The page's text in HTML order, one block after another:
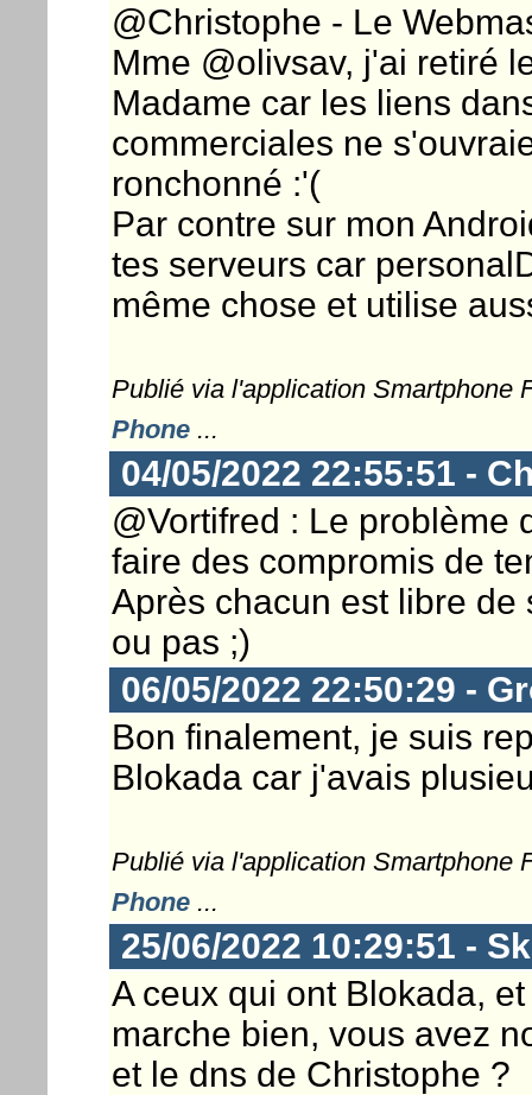
@Christophe - Le
Mme @olivsav, j'ai retiré
Madame car les liens
commerciales ne
ronchonné :'(
Par contre sur mon
tes serveurs car
même chose et utilise
Publié via l'application Smartphone
Phone...
04/05/2022 22:55:51 -
@Vortifred : Le problème
faire des compromis de
Après chacun est libre
ou pas ;)
06/05/2022 22:50:29 -
Bon finalement, je suis
Blokada car j'avais
Publié via l'application Smartphone
Phone...
25/06/2022 10:29:51 -
A ceux qui ont Blokada,
marche bien, vous avez
et le dns de Christophe ?